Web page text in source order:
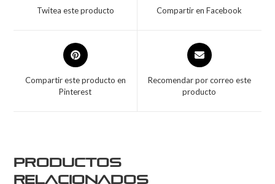
Twitea este producto Compartir en Facebook
Compartir este producto en
Pinterest
Recomendar por correo este
producto
Productos
relacionados